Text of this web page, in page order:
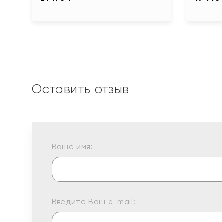
Оставить отзыв
Ваше имя:
Введите Ваш e-mail: